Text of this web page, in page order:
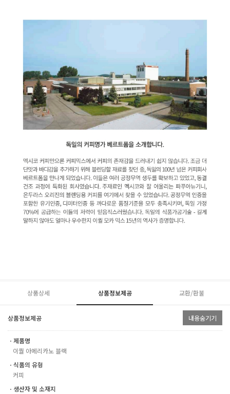
상품상세 상품정보제공 교환/환불
상품정보제공 내용숨기기
ㆍ제품명
이퀄 아메리카노 블랙
ㆍ식품의 유형
커피
ㆍ생산자 및 소재지